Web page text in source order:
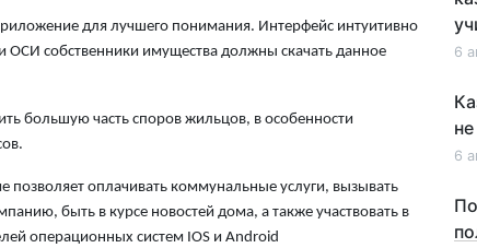
для лучшего понимания. Интерфейс интуитивно
ОСИ собственники имущества должны скачать данное
большую часть споров жильцов, в особенности
оплачивать коммунальные услуги, вызывать
быть в курсе новостей дома, а также участвовать в
операционных систем IOS и Android
6
6